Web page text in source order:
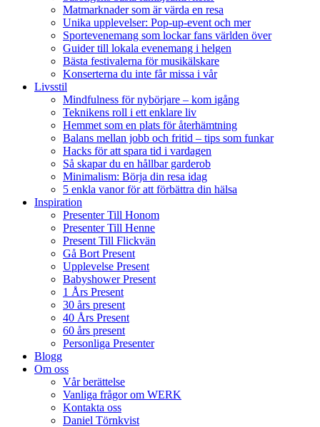
Matmarknader som är värda en resa
Unika upplevelser: Pop-up-event och mer
Sportevenemang som lockar fans världen över
Guider till lokala evenemang i helgen
Bästa festivalerna för musikälskare
Konserterna du inte får missa i vår
Livsstil
Mindfulness för nybörjare – kom igång
Teknikens roll i ett enklare liv
Hemmet som en plats för återhämtning
Balans mellan jobb och fritid – tips som funkar
Hacks för att spara tid i vardagen
Så skapar du en hållbar garderob
Minimalism: Börja din resa idag
5 enkla vanor för att förbättra din hälsa
Inspiration
Presenter Till Honom
Presenter Till Henne
Present Till Flickvän
Gå Bort Present
Upplevelse Present
Babyshower Present
1 Års Present
30 års present
40 Års Present
60 års present
Personliga Presenter
Blogg
Om oss
Vår berättelse
Vanliga frågor om WERK
Kontakta oss
Daniel Törnkvist